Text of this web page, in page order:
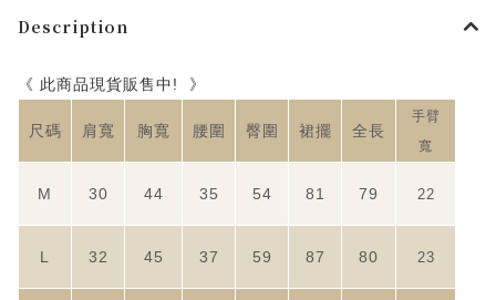
Description
《 此商品現貨販售中! 》
尺碼 肩寬 胸寬 腰圍 臀圍 裙擺 全長
手臂
寬
M 30 44 35 54 81 79 22
L 32 45 37 59 87 80 23